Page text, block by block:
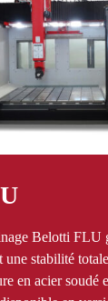
Belotti FLU
une stabilité
en acier soudé